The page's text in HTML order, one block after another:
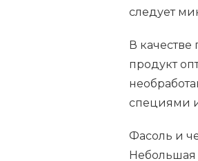
следует
В качестве
продукт
специями и
Фасоль и
Небольшая